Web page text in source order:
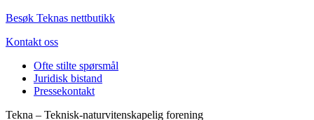
Besøk Teknas nettbutikk
Kontakt oss
Ofte stilte spørsmål
Juridisk bistand
Pressekontakt
Tekna – Teknisk-naturvitenskapelig forening